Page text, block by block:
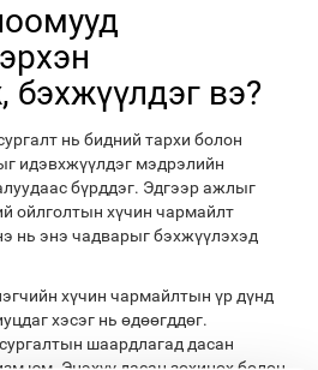
вэ?
нь бидний тархи болон
идэвхжүүлдэг мэдрэлийн
бүрддэг. Эдгээр ажлыг
ойлголтын хүчин чармайлт
нь энэ чадварыг бэхжүүлэхэд
хүчин чармайлтын үр дүнд
хэсэг нь өдөөгддөг.
шаардлагад дасан